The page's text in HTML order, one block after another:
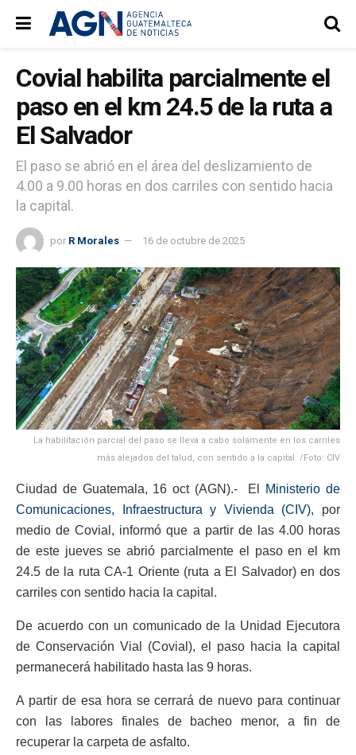
Covial habilita parcialmente el
paso en el km 24.5 de la ruta a
El Salvador
El paso se abrió en el área del deslizamiento de
4.00 a 9.00 horas en dos carriles con sentido hacia
la capital.
por R Morales 16 de octubre de 2025
La habilitación parcial del paso se lleva a cabo solamente en los carriles
más alejados del talud, con sentido a la capital. /Foto: CIV
Ciudad de Guatemala, 16 oct (AGN).- El
Ministerio de
Comunicaciones, Infraestructura y Vivienda (CIV), por
medio de Covial, informó que a partir de las 4.00 horas
de este jueves se abrió parcialmente el paso en el km
24.5 de la ruta CA-1 Oriente (ruta a El Salvador) en dos
carriles con sentido hacia la capital.
De acuerdo con un comunicado de la Unidad Ejecutora
de Conservación Vial (Covial), el paso hacia la capital
permanecerá habilitado hasta las 9 horas.
A partir de esa hora se cerrará de nuevo para continuar
con las labores finales de bacheo menor, a fin de
recuperar la carpeta de asfalto.